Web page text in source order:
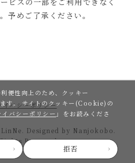
予めご了承ください。
イバシーポリシー
Designed by Nanjokobo.
Reserved.
便性向上のため、クッキー
す。サイトのクッキー(Cookie)の
イバシーポリシー 」をお読みくださ
拒否